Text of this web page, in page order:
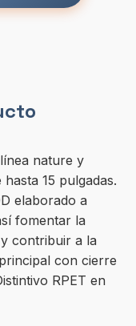
nature y
15 pulgadas.
elaborado a
fomentar la
contribuir a la
con cierre
RPET en